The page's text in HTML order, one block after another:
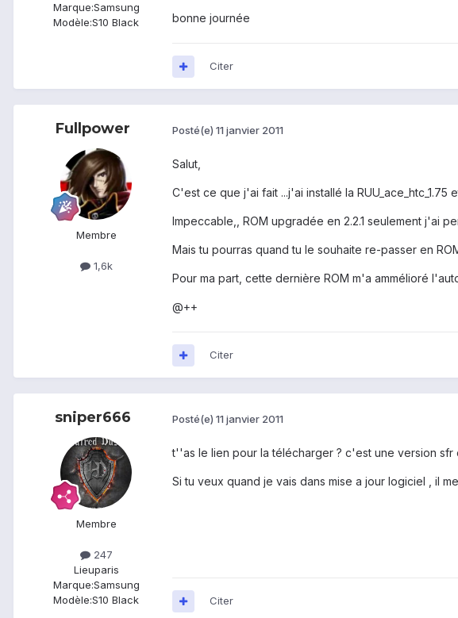
Marque:Samsung
Modèle:S10 Black bonne journée
Citer
Fullpower
Membre
1,6k
Posté(e) 11 janvier 2011
Salut,
C'est ce que j'ai fait ...j'ai installé la RUU_ace_htc_1.75
Impeccable,, ROM upgradée en 2.2.1 seulement j'ai
Mais tu pourras quand tu le souhaite re-passer en
Pour ma part, cette dernière ROM m'a ammélioré
@++
Citer
sniper666
Membre
247
Lieuparis
Marque:Samsung
Modèle:S10 Black
Posté(e) 11 janvier 2011
t''as le lien pour la télécharger ? c'est une version sfr
Si tu veux quand je vais dans mise a jour logiciel , il
Citer